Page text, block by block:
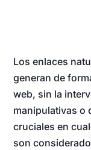
Los enlaces
generan de
web, sin la
manipulativas o
cruciales en
son